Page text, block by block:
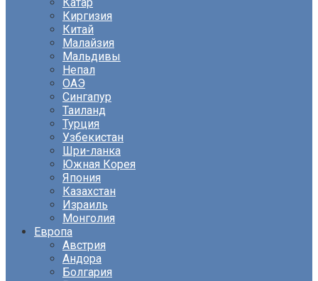
Киргизия
Китай
Малайзия
Мальдивы
Непал
ОАЭ
Сингапур
Таиланд
Турция
Узбекистан
Шри-ланка
Южная Корея
Япония
Казахстан
Израиль
Монголия
Европа
Австрия
Андора
Болгария